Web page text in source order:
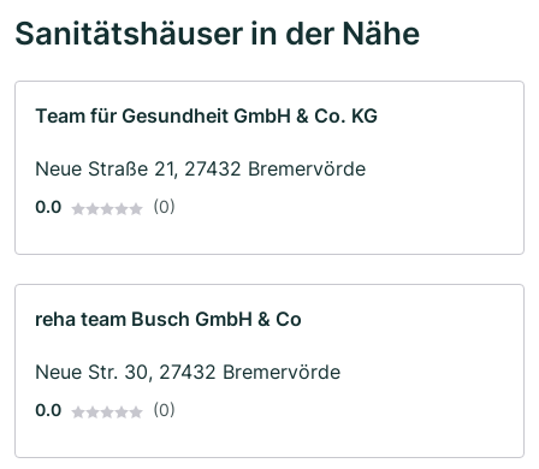
Sanitätshäuser in der Nähe
Team für Gesundheit GmbH & Co. KG
Neue Straße 21, 27432 Bremervörde
0.0 (0)
reha team Busch GmbH & Co
Neue Str. 30, 27432 Bremervörde
0.0 (0)